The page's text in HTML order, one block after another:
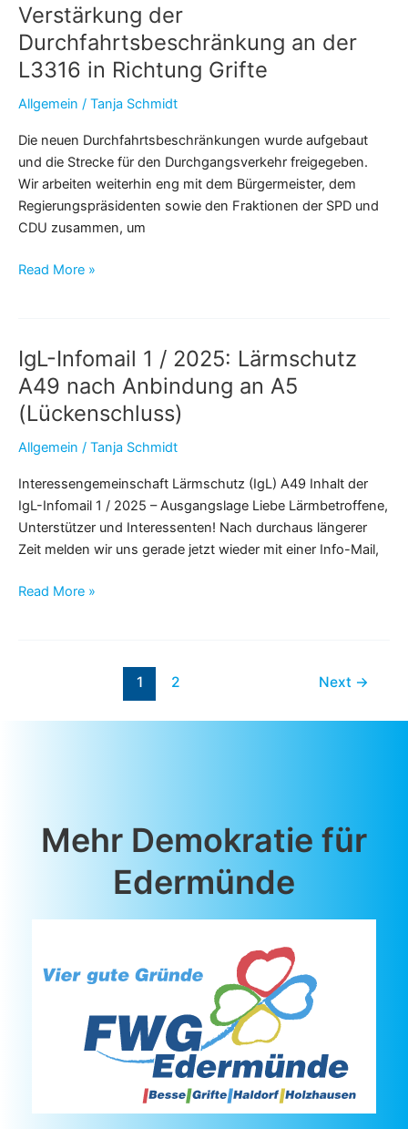
öffentlichen
IgL-
Sitzung
am
5.9.2025
IgL-
Presseinfo
2
2025
Verstärkung der
Durchfahrtsbeschränkung an der
L3316 in Richtung Grifte
Allgemein / Tanja Schmidt
Die neuen Durchfahrtsbeschränkungen wurde aufgebaut
und die Strecke für den Durchgangsverkehr freigegeben.
Wir arbeiten weiterhin eng mit dem Bürgermeister, dem
Regierungspräsidenten sowie den Fraktionen der SPD und
CDU zusammen, um
Verstärkung
der
L3316
Richtung
Grifte
Read More »
IgL-Infomail 1 / 2025: Lärmschutz
A49 nach Anbindung an A5
(Lückenschluss)
Allgemein / Tanja Schmidt
Interessengemeinschaft Lärmschutz (IgL) A49 Inhalt der
IgL-Infomail 1 / 2025 – Ausgangslage Liebe Lärmbetroffene,
Unterstützer und Interessenten! Nach durchaus längerer
Zeit melden wir uns gerade jetzt wieder mit einer Info-Mail,
IgL-
nach
Read More »
1 2 Next →
Mehr Demokratie für
Edermünde